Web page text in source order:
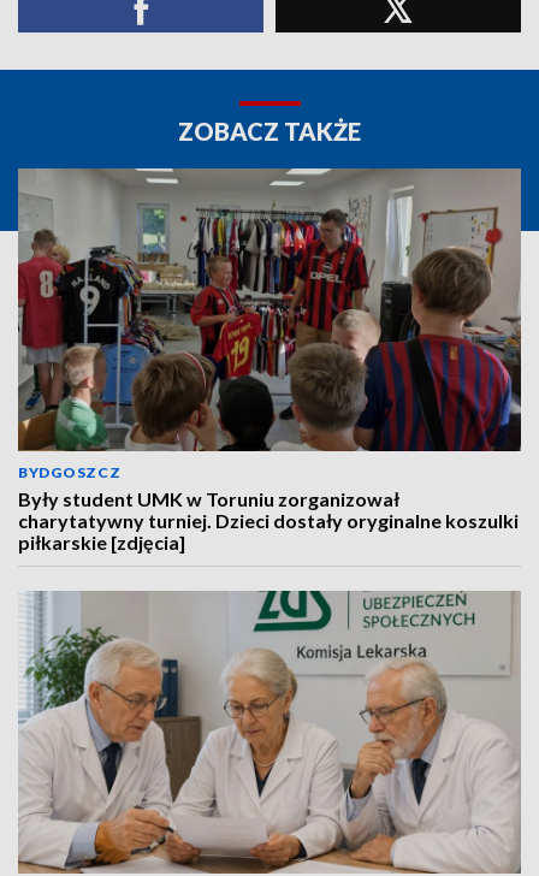
ZOBACZ TAKŻE
BYDGOSZCZ
Były student UMK w Toruniu zorganizował
charytatywny turniej. Dzieci dostały oryginalne koszulki
piłkarskie [zdjęcia]